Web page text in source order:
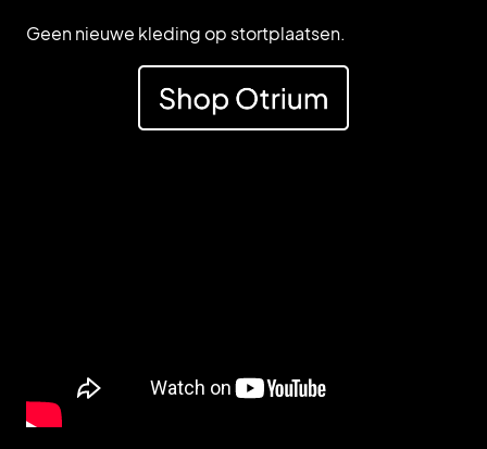
Geen nieuwe kleding op stortplaatsen.